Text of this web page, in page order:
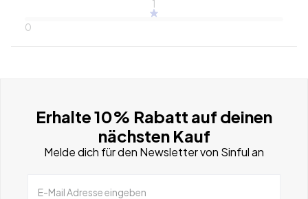
1
0
Erhalte 10% Rabatt auf deinen
nächsten Kauf
Melde dich für den Newsletter von Sinful an
E-Mail Adresse eingeben